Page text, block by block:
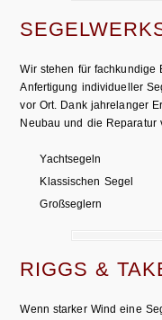
Wir stehen für fachkundige
Anfertigung individueller
vor Ort. Dank jahrelanger
Neubau und die
Yachtsegeln
Klassischen Segel
Großseglern
RIGGS &
Wenn starker Wind eine